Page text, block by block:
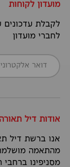
מועדון לקוחות
לקבלת עדכונים
לחברי מועדון
דואר אלקטרוני
אודות דיל תאורה
אנו ברשת דיל
מהתאמה
מסניפינו